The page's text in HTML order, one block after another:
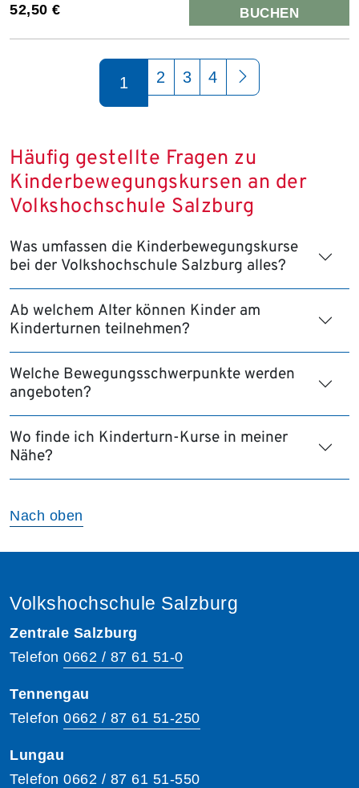
52,50 € BUCHEN
1 2 3 4
Häufig gestellte Fragen zu
Kinderbewegungskursen an der
Volkshochschule Salzburg
Was umfassen die Kinderbewegungskurse
bei der Volkshochschule Salzburg alles?
Ab welchem Alter können Kinder am
Kinderturnen teilnehmen?
Welche Bewegungsschwerpunkte werden
angeboten?
Wo finde ich Kinderturn-Kurse in meiner
Nähe?
Nach oben
Volkshochschule Salzburg
Zentrale Salzburg
Telefon 0662 / 87 61 51-0
Tennengau
Telefon 0662 / 87 61 51-250
Lungau
Telefon 0662 / 87 61 51-550